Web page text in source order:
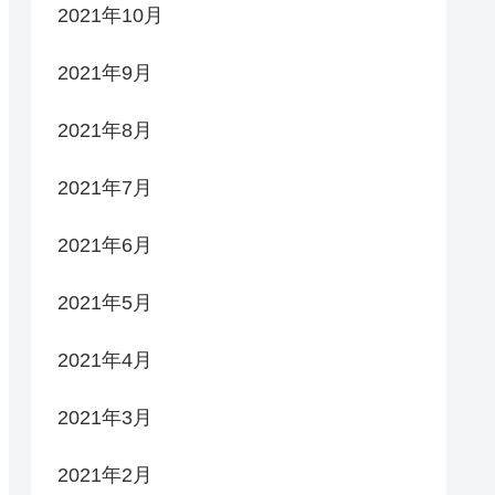
2021年10月
2021年9月
2021年8月
2021年7月
2021年6月
2021年5月
2021年4月
2021年3月
2021年2月